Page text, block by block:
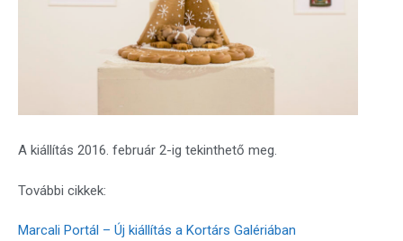
A kiállítás 2016. február 2-ig tekinthető meg.
További cikkek:
Marcali Portál – Új kiállítás a Kortárs Galériában